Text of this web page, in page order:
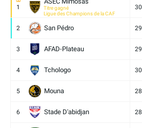
1
Titre gagné
Ligue des Champions de la CAF
30
2 San Pédro 29
3 AFAD-Plateau 29
4 Tchologo 30
5 Mouna 28
6 Stade D'abidjan 28